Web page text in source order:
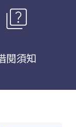
quiz
閱須知